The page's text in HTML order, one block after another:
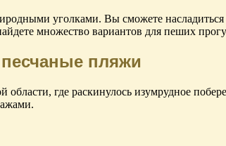
уголками. Вы сможете
множество вариантов для пеших
пляжи
где раскинулось изумрудное